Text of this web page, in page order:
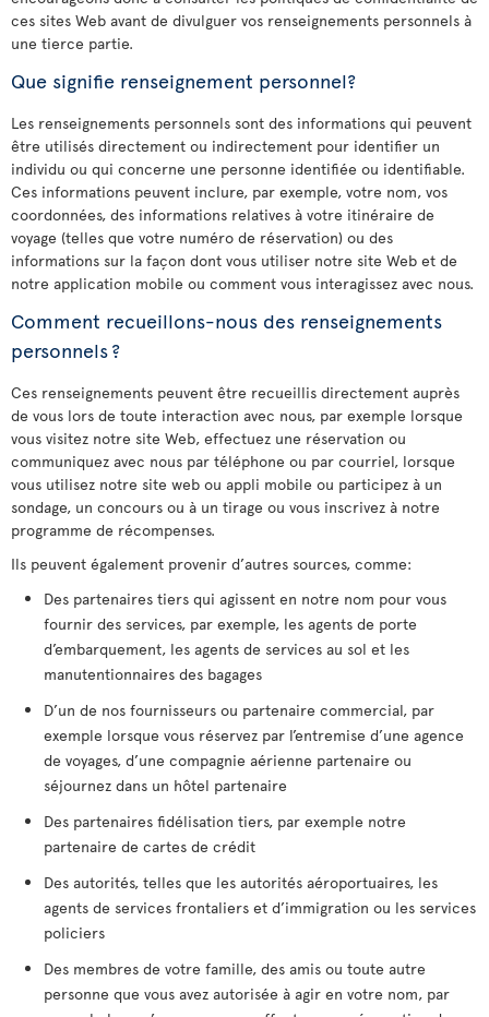
ces sites Web avant de divulguer vos renseignements personnels à
une tierce partie.
Que signifie renseignement personnel?
Les renseignements personnels sont des informations qui peuvent
être utilisés directement ou indirectement pour identifier un
individu ou qui concerne une personne identifiée ou identifiable.
Ces informations peuvent inclure, par exemple, votre nom, vos
coordonnées, des informations relatives à votre itinéraire de
voyage (telles que votre numéro de réservation) ou des
informations sur la façon dont vous utiliser notre site Web et de
notre application mobile ou comment vous interagissez avec nous.
Comment recueillons-nous des renseignements
personnels ?
Ces renseignements peuvent être recueillis directement auprès
de vous lors de toute interaction avec nous, par exemple lorsque
vous visitez notre site Web, effectuez une réservation ou
communiquez avec nous par téléphone ou par courriel, lorsque
vous utilisez notre site web ou appli mobile ou participez à un
sondage, un concours ou à un tirage ou vous inscrivez à notre
programme de récompenses.
Ils peuvent également provenir d’autres sources, comme:
Des partenaires tiers qui agissent en notre nom pour vous
fournir des services, par exemple, les agents de porte
d’embarquement, les agents de services au sol et les
manutentionnaires des bagages
D’un de nos fournisseurs ou partenaire commercial, par
exemple lorsque vous réservez par l’entremise d’une agence
de voyages, d’une compagnie aérienne partenaire ou
séjournez dans un hôtel partenaire
Des partenaires fidélisation tiers, par exemple notre
partenaire de cartes de crédit
Des autorités, telles que les autorités aéroportuaires, les
agents de services frontaliers et d’immigration ou les services
policiers
Des membres de votre famille, des amis ou toute autre
personne que vous avez autorisée à agir en votre nom, par